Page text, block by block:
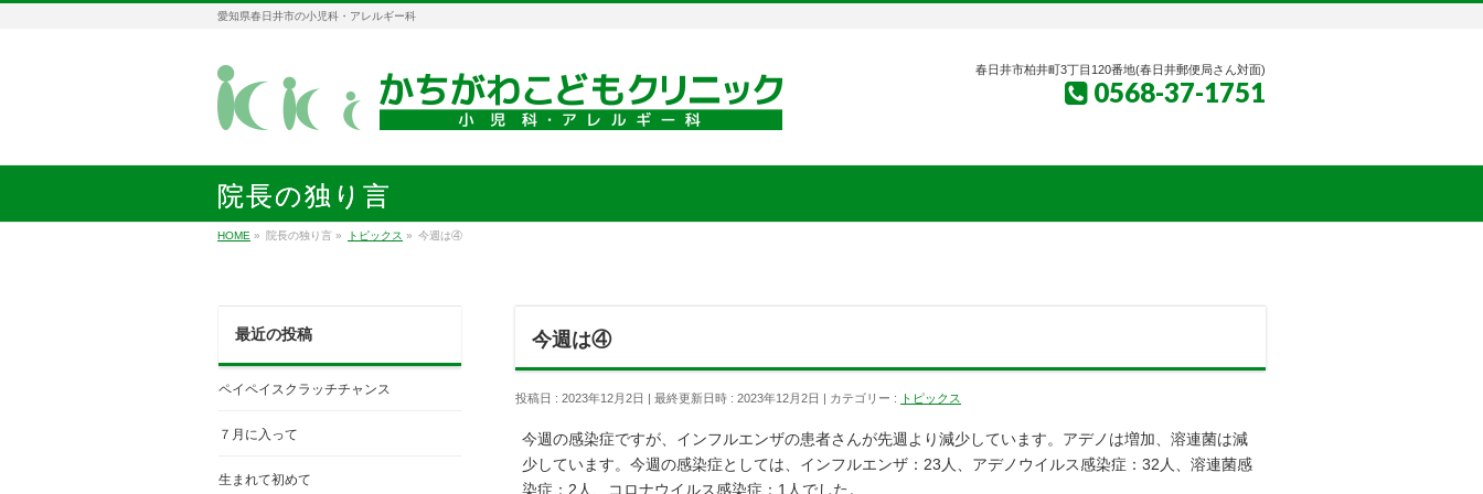
愛知県春日井市の小児科・アレルギー科
春日井市柏井町3丁目120番地(春日井郵便局さん対面)
0568-37-1751
院長の独り言
HOME » 院長の独り言 » トピックス » 今週は④
今週は④
投稿日 : 2023年12月2日 最終更新日時 : 2023年12月2日 カテゴリー : トピックス
今週の感染症ですが、インフルエンザの患者さんが先週より減少しています。アデノは増加、溶連菌は減
少しています。今週の感染症としては、インフルエンザ：23人、アデノウイルス感染症：32人、溶連菌感
染症：2人、コロナウイルス感染症：1人でした。
最近の投稿
ペイペイスクラッチチャンス
７月に入って
生まれて初めて